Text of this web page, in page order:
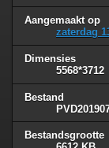
Aangemaakt op
zaterdag
Dimensies
5568*3712
Bestand
Bestandsgrootte